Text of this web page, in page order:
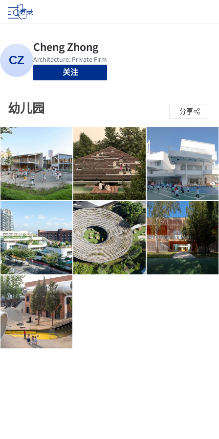
登录
关注
幼儿园 分享